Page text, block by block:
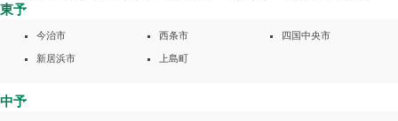
東予
今治市 西条市 四国中央市
新居浜市 上島町
中予